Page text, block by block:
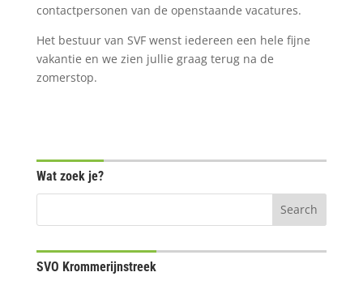
contactpersonen van de openstaande vacatures.
Het bestuur van SVF wenst iedereen een hele fijne
vakantie en we zien jullie graag terug na de
zomerstop.
Wat zoek je?
SVO Krommerijnstreek